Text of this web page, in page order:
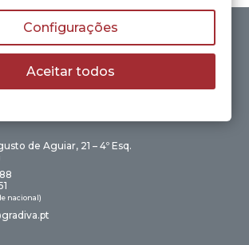
de Aguiar, 21 – 4º Esq.
nacional)
Configurações
Aceitar todos